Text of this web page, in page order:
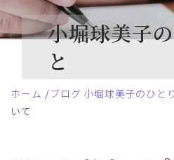
小堀球美子
と
ホーム ブログ 小堀球美子のひと
いて